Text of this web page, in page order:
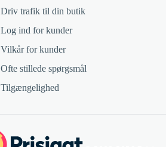
Driv trafik til din butik
Log ind for kunder
Vilkår for kunder
Ofte stillede spørgsmål
Tilgængelighed